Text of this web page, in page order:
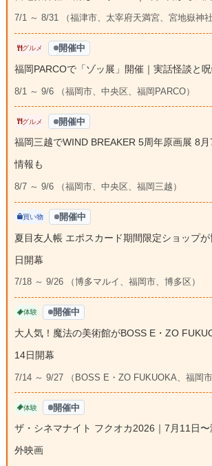
7/1 ～ 8/31 （福津市、太宰府天満宮、宮地嶽神社
グルメ 開催中
福岡PARCOで「ゾッ展」開催｜実話怪談と
8/1 ～ 9/6 （福岡市、中央区、福岡PARCO）
グルメ 開催中
福岡三越でWIND BREAKER 5周年原画展 8
情報も
8/7 ～ 9/6 （福岡市、中央区、福岡三越）
買い物 開催中
夏目友人帳 エポスカード期間限定ショップ
日開幕
7/18 ～ 9/26 （博多マルイ、福岡市、博多区）
体験 開催中
大人気！魔法の美術館がBOSS E・ZO
14日開幕
7/14 ～ 9/27 （BOSS E・ZO FUKUOKA、福岡市
体験 開催中
ザ・シネマナイト フクオカ2026｜7月11日
外映画